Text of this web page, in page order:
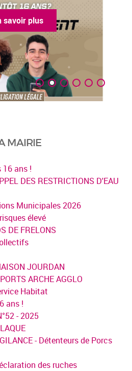
MAIRIE
16 ans !
DES RESTRICTIONS D'EAU
Municipales 2026
élevé
DE FRELONS
JOURDAN
ARCHE AGGLO
Habitat
ans !
- 2025
- Détenteurs de Porcs
des ruches